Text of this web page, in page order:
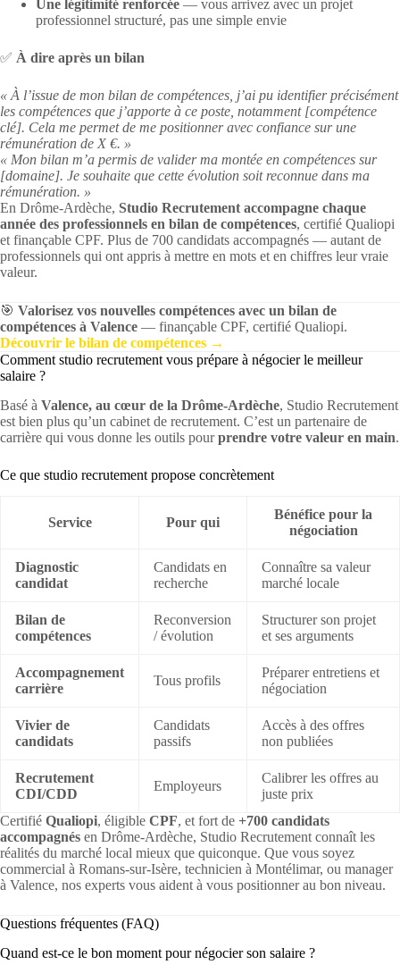
Une légitimité renforcée — vous arrivez avec un projet
professionnel structuré, pas une simple envie
✅ À dire après un bilan
« À l’issue de mon bilan de compétences, j’ai pu identifier précisément
les compétences que j’apporte à ce poste, notamment [compétence
clé]. Cela me permet de me positionner avec confiance sur une
rémunération de X €. »
« Mon bilan m’a permis de valider ma montée en compétences sur
[domaine]. Je souhaite que cette évolution soit reconnue dans ma
rémunération. »
En Drôme-Ardèche, Studio Recrutement accompagne chaque
année des professionnels en bilan de compétences, certifié Qualiopi
et finançable CPF. Plus de 700 candidats accompagnés — autant de
professionnels qui ont appris à mettre en mots et en chiffres leur vraie
valeur.
🎯 Valorisez vos nouvelles compétences avec un bilan de
compétences à Valence — finançable CPF, certifié Qualiopi.
Découvrir le bilan de compétences →
Comment studio recrutement vous prépare à négocier le meilleur
salaire ?
Basé à Valence, au cœur de la Drôme-Ardèche, Studio Recrutement
est bien plus qu’un cabinet de recrutement. C’est un partenaire de
carrière qui vous donne les outils pourprendre votre valeur en main.
Ce que studio recrutement propose concrètement
Service Pour qui
Bénéfice pour la
négociation
Diagnostic
candidat
Candidats en
recherche
Connaître sa valeur
marché locale
Bilan de
compétences
Reconversion
/ évolution
Structurer son projet
et ses arguments
Accompagnement
carrière
Tous profils
Préparer entretiens et
négociation
Vivier de
candidats
Candidats
passifs
Accès à des offres
non publiées
Recrutement
CDI/CDD
Employeurs
Calibrer les offres au
juste prix
Certifié Qualiopi, éligible CPF, et fort de +700 candidats
accompagnés en Drôme-Ardèche, Studio Recrutement connaît les
réalités du marché local mieux que quiconque. Que vous soyez
commercial à Romans-sur-Isère, technicien à Montélimar, ou manager
à Valence, nos experts vous aident à vous positionner au bon niveau.
Questions fréquentes (FAQ)
Quand est-ce le bon moment pour négocier son salaire ?